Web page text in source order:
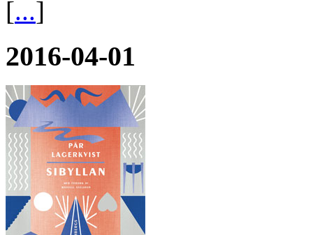
[...]
2016-04-01